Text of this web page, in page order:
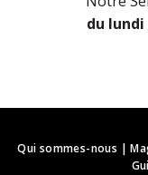
du lundi
Qui sommes-nous |